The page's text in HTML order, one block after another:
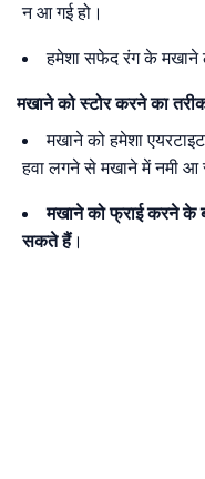
न आ गई हो।
हमेशा सफेद रंग के मखाने
मखाने को स्टोर करने का
मखाने को हमेशा
हवा लगने से मखाने में नमी आ
मखाने को फ्राई करने के
सकते हैं।